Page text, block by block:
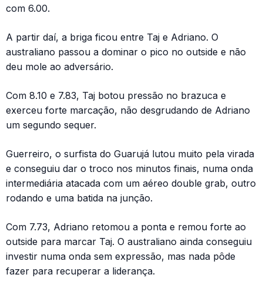
com 6.00.
A partir daí, a briga ficou entre Taj e Adriano. O
australiano passou a dominar o pico no outside e não
deu mole ao adversário.
Com 8.10 e 7.83, Taj botou pressão no brazuca e
exerceu forte marcação, não desgrudando de Adriano
um segundo sequer.
Guerreiro, o surfista do Guarujá lutou muito pela virada
e conseguiu dar o troco nos minutos finais, numa onda
intermediária atacada com um aéreo double grab, outro
rodando e uma batida na junção.
Com 7.73, Adriano retomou a ponta e remou forte ao
outside para marcar Taj. O australiano ainda conseguiu
investir numa onda sem expressão, mas nada pôde
fazer para recuperar a liderança.